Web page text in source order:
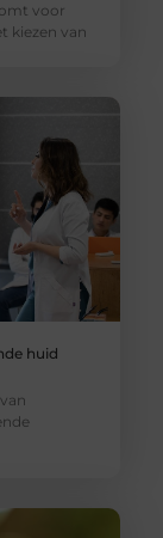
voor
kiezen van
huid